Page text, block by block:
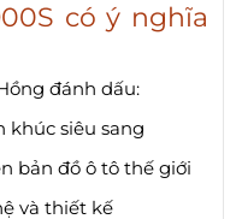
có ý nghĩa
đánh dấu:
khúc siêu sang
bản đồ ô tô thế giới
và thiết kế